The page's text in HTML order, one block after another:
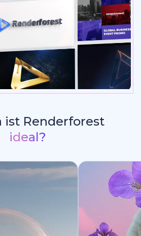
ist Renderforest
ideal?